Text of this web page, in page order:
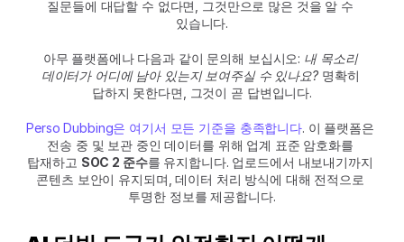
질문들에 대답할 수 없다면, 그것만으로 많은 것을 알 수
있습니다.
아무 플랫폼에나 다음과 같이 문의해 보십시오: 내 목소리
데이터가 어디에 남아 있는지 보여주실 수 있나요? 명확히
답하지 못한다면, 그것이 곧 답변입니다.
Perso Dubbing은 여기서 모든 기준을 충족합니다. 이 플랫폼은
전송 중 및 보관 중인 데이터를 위해 업계 표준 암호화를
탑재하고 SOC 2 준수를 유지합니다. 업로드에서 내보내기까지
콘텐츠 보안이 유지되며, 데이터 처리 방식에 대해 전적으로
투명한 정보를 제공합니다.